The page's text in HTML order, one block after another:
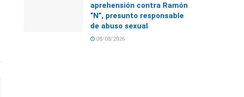
aprehensión contra Ramón
“N”, presunto responsable
de abuso sexual
08/08/2026